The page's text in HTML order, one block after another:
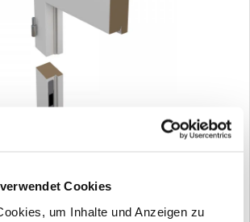
Cookies
um Inhalte und Anzeigen zu
ab 209,00 €*